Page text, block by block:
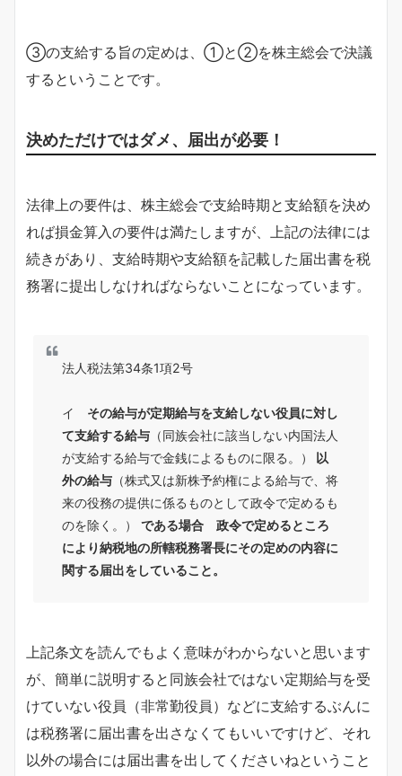
③の支給する旨の定めは、①と②を株主総会で決議
するということです。
決めただけではダメ、届出が必要！
法律上の要件は、株主総会で支給時期と支給額を決め
れば損金算入の要件は満たしますが、上記の法律には
続きがあり、支給時期や支給額を記載した届出書を税
務署に提出しなければならないことになっています。
法人税法第34条1項2号
イ その給与が定期給与を支給しない役員に対し
て支給する給与 （同族会社に該当しない内国法人
が支給する給与で金銭によるものに限る。）
以
外の給与 （株式又は新株予約権による給与で、将
来の役務の提供に係るものとして政令で定めるも
のを除く。） である場合
政令で定めるところ
により納税地の所轄税務署長にその定めの内容に
関する届出をしていること。
上記条文を読んでもよく意味がわからないと思います
が、簡単に説明すると同族会社ではない定期給与を受
けていない役員（非常勤役員）などに支給するぶんに
は税務署に届出書を出さなくてもいいですけど、それ
以外の場合には届出書を出してくださいねということ